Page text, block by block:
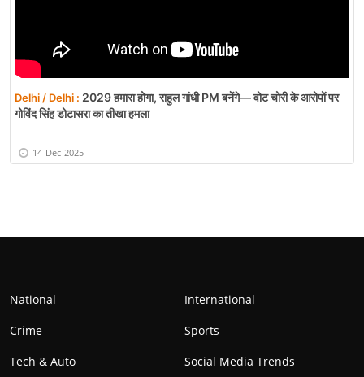
Delhi / Delhi : 2029 हमारा होगा, राहुल गांधी PM बनेंगे— वोट चोरी के आरोपों पर
गोविंद सिंह डोटासरा का तीखा हमला
14-Dec-2025
National
International
Crime
Sports
Tech & Auto
Social Media Trends